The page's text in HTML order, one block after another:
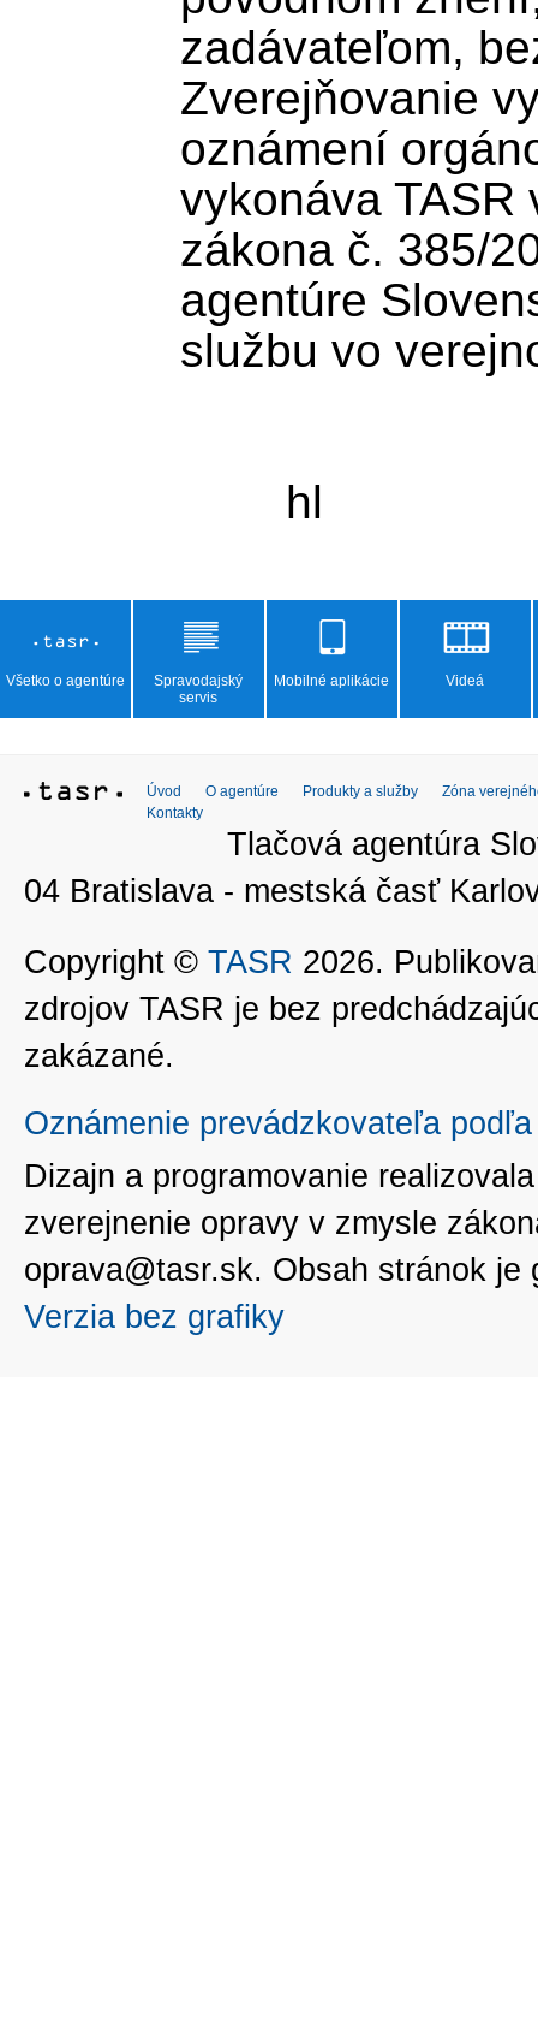
zadávateľom,
Zverejňovanie
oznámení
vykonáva TASR
zákona č. 385/
agentúre
službu vo
Všetko o agentúre
Spravodajský
servis
Mobilné aplikácie Videá
Úvod O agentúre Produkty a služby
Zóna
Kontakty
Tlačová agentúra
04 Bratislava - mestská časť
Copyright © TASR 2026.
zdrojov TASR je bez
zakázané.
Oznámenie prevádzkovateľa
Dizajn a programovanie
zverejnenie opravy v zmysle
oprava@tasr.sk. Obsah stránok
Verzia bez grafiky